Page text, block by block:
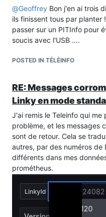
@Geoffrey Bon j'en ai trois
ils finissent tous par planter
passer sur un PITInfo pour
soucis avec l'USB ....
POSTED IN TÉLÉINFO
RE: Messages
Linky en mode
J'ai remis le Teleinfo qui me
problème, et les messages
sont de retour. Cela se
autres, par des numéros de
différents dans mes
prométheus.